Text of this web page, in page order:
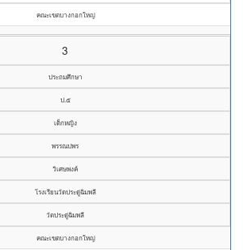
คณะเขตบางกอกใหญ่
3
ประถมศึกษา
ป.๕
เด็กหญิง
พรรณปพร
วิเศษพงค์
โรงเรียนวัดประดู่ฉิมพลี
วัดประดู่ฉิมพลี
คณะเขตบางกอกใหญ่